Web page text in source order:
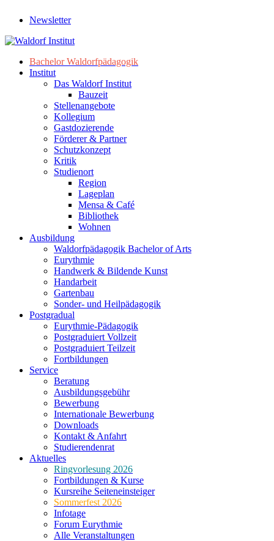
Newsletter
Bachelor Waldorfpädagogik
Institut
Das Waldorf Institut
Bauzeit
Stellenangebote
Kollegium
Gastdozierende
Förderer & Partner
Schutzkonzept
Kritik
Studienort
Region
Lageplan
Mensa & Café
Bibliothek
Wohnen
Ausbildung
Waldorfpädagogik Bachelor of Arts
Eurythmie
Handwerk & Bildende Kunst
Handarbeit
Gartenbau
Sonder- und Heilpädagogik
Postgradual
Eurythmie-Pädagogik
Postgraduiert Vollzeit
Postgraduiert Teilzeit
Fortbildungen
Service
Beratung
Ausbildungsgebühr
Bewerbung
Internationale Bewerbung
Downloads
Kontakt & Anfahrt
Studierendenrat
Aktuelles
Ringvorlesung 2026
Fortbildungen & Kurse
Kursreihe Seiteneinsteiger
Sommerfest 2026
Infotage
Forum Eurythmie
Alle Veranstaltungen